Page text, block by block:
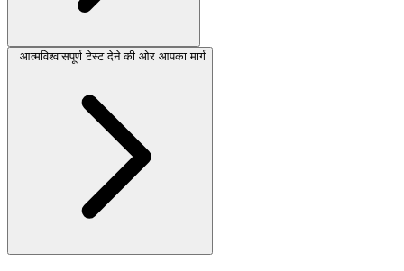
आत्मविश्वासपूर्ण टेस्ट देने की ओर आपका मार्ग